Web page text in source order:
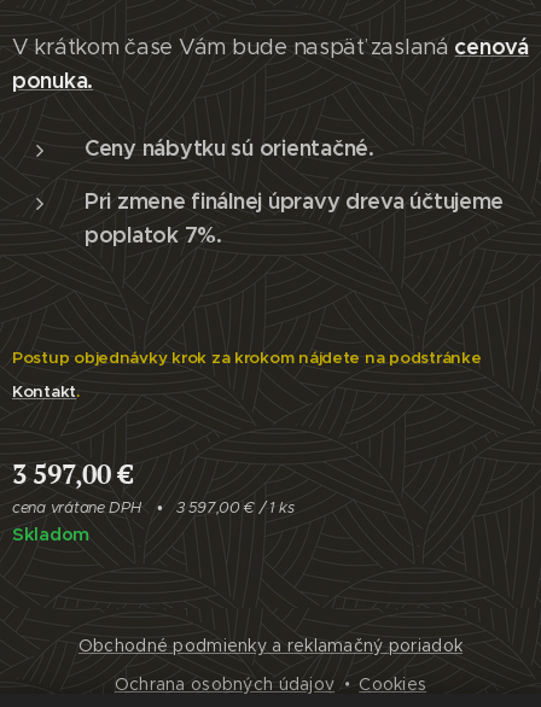
V krátkom čase Vám bude naspäť zaslaná cenová
ponuka.
Ceny nábytku sú orientačné.
Pri zmene finálnej úpravy dreva účtujeme
poplatok 7%.
Postup objednávky krok za krokom nájdete na podstránke
Kontakt.
3 597,00€
cena vrátane DPH 3 597,00 € / 1 ks
Skladom
Obchodné podmienky a reklamačný poriadok
Ochrana osobných údajov
Cookies